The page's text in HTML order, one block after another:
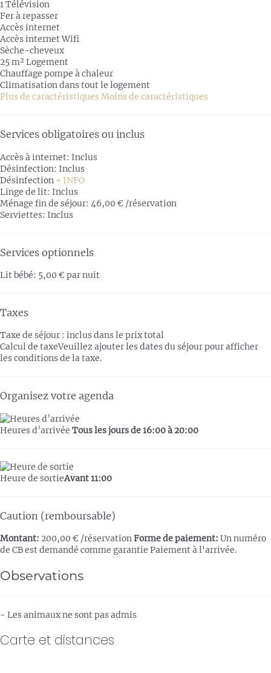
1 Télévision
Fer à repasser
Accès internet
Accès internetWifi
Sèche-cheveux
25 m² Logement
Chauffage pompe à chaleur
Climatisation dans tout le logement
Plus de caractéristiques Moins de caractéristiques
Services obligatoires ou inclus
Accès à internet: Inclus
Désinfection: Inclus
Désinfection + INFO
Linge de lit: Inclus
Ménage fin de séjour: 46,00 € /réservation
Serviettes: Inclus
Services optionnels
Lit bébé: 5,00 € par nuit
Taxes
Taxe de séjour : inclus dans le prix total
Calcul de taxeVeuillez ajouter les dates du séjour pour afficher
les conditions de la taxe.
Organisez votre agenda
Heures d’arrivée Tous les jours de 16:00 à 20:00
Heure de sortieAvant 11:00
Caution (remboursable)
Montant: 200,00 € /réservationForme de paiement: Un numéro
de CB est demandé comme garantie Paiement à l'arrivée.
Observations
- Les animaux ne sont pas admis
Carte et distances